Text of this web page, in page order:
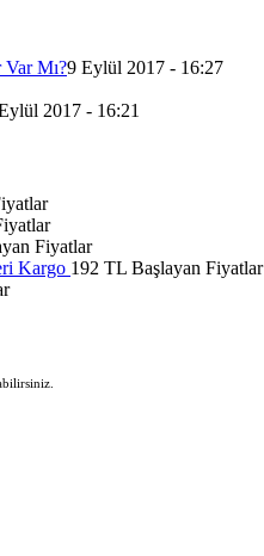
Var Mı?9 Eylül 2017 - 16:27
2017 - 16:21
Fiyatlar
Kargo 192 TL Başlayan Fiyatlar